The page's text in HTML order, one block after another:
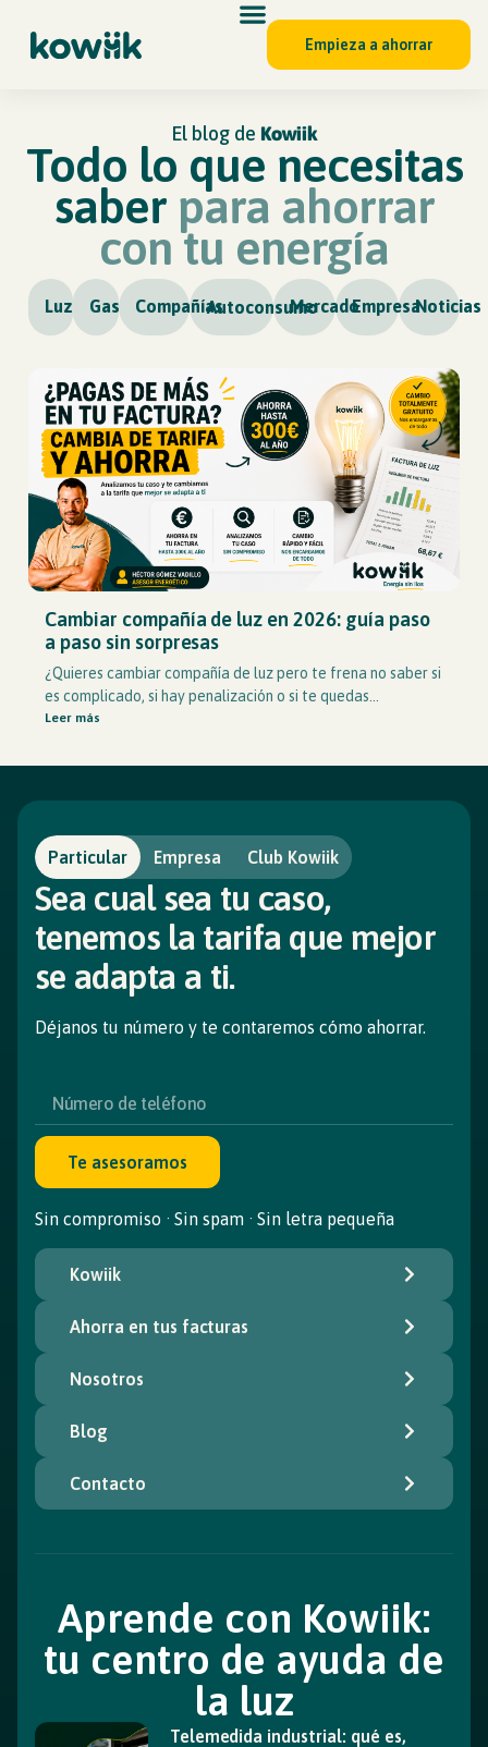
Empieza a ahorrar
El blog de Kowiik
Todo lo que necesitas
saber para ahorrar
con tu energía
Luz Gas CompañíasAutoconsumoMercadoEmpresaNoticias
Cambiar compañía de luz en 2026: guía paso
a paso sin sorpresas
¿Quieres cambiar compañía de luz pero te frena no saber si
es complicado, si hay penalización o si te quedas...
Leer más
Particular Empresa Club Kowiik
Sea cual sea tu caso,
tenemos la tarifa que mejor
se adapta a ti.
Déjanos tu número y te contaremos cómo ahorrar.
Te asesoramos
Sin compromiso · Sin spam · Sin letra pequeña
Kowiik
Ahorra en tus facturas
Nosotros
Blog
Contacto
Aprende con Kowiik:
tu centro de ayuda de
la luz
Telemedida industrial: qué es,